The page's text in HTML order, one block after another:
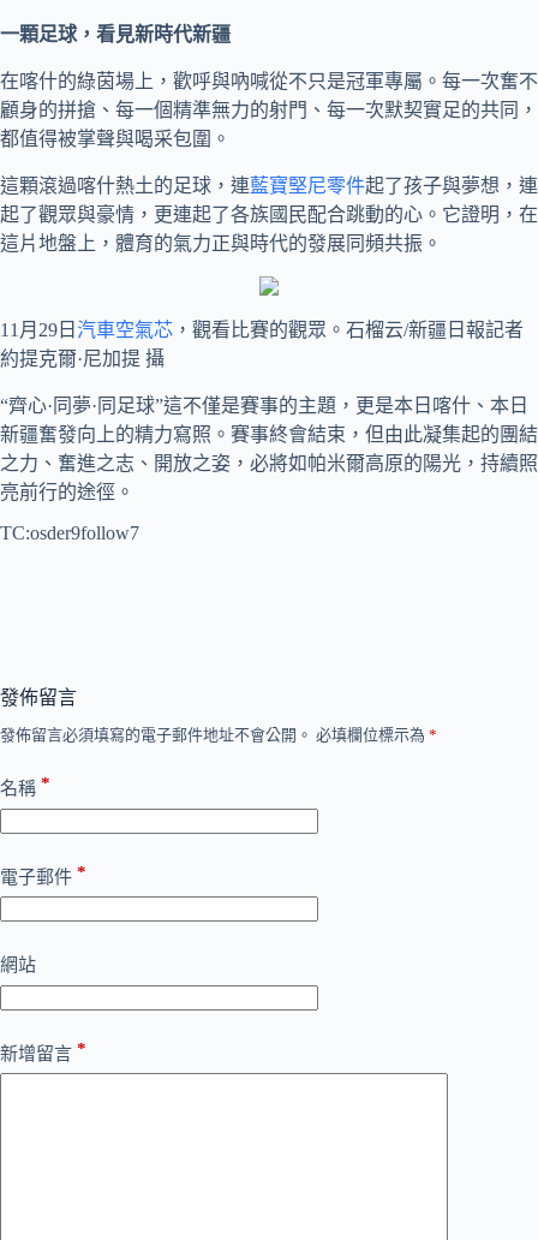
一顆足球，看見新時代新疆
在喀什的綠茵場上，歡呼與吶喊從不只是冠軍專屬。每一次奮不
顧身的拼搶、每一個精準無力的射門、每一次默契實足的共同，
都值得被掌聲與喝采包圍。
這顆滾過喀什熱土的足球，連藍寶堅尼零件起了孩子與夢想，連
起了觀眾與豪情，更連起了各族國民配合跳動的心。它證明，在
這片地盤上，體育的氣力正與時代的發展同頻共振。
11月29日 汽車空氣芯 ，觀看比賽的觀眾。石榴云/新疆日報記者
約提克爾·尼加提 攝
“齊心·同夢·同足球”這不僅是賽事的主題，更是本日喀什、本日
新疆奮發向上的精力寫照。賽事終會結束，但由此凝集起的團結
之力、奮進之志、開放之姿，必將如帕米爾高原的陽光，持續照
亮前行的途徑。
TC:osder9follow7
發佈留言
發佈留言必須填寫的電子郵件地址不會公開。 必填欄位標示為 *
名稱 *
電子郵件 *
網站
新增留言 *